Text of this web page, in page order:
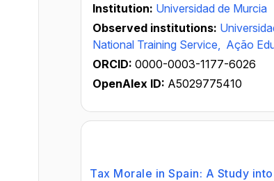
Institution: Universidad de Murcia
Observed institutions:
National Training Service, Ação
ORCID: 0000-0003-1177-6026
OpenAlex ID: A5029775410
Tax Morale in Spain: A Study